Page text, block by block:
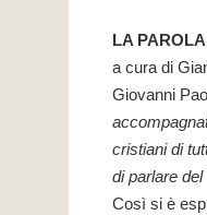
LA
a cura di
Giovanni
cristiani di
di parlare del
Così si è